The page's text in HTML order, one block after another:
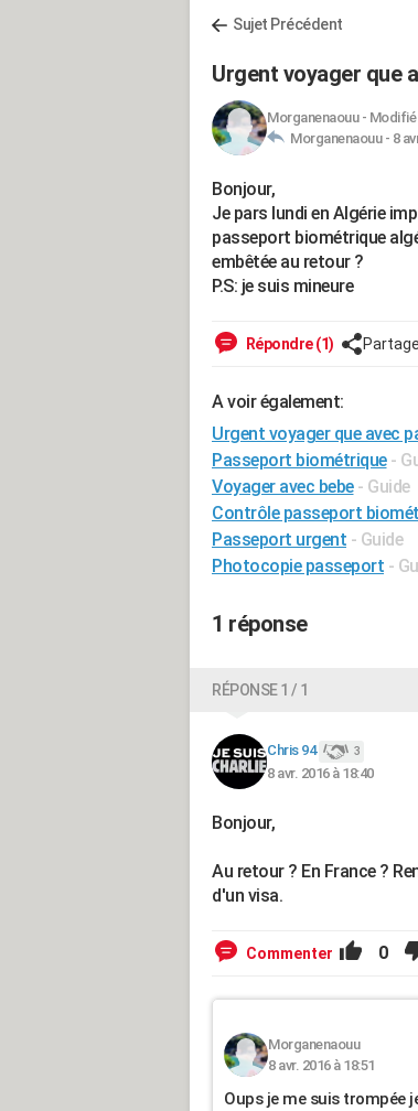
Sujet Précédent
Urgent voyager que
Morganenaouu- Modifié
Morganenaouu - 8
Bonjour,
Je pars lundi en Algérie
passeport biométrique
embêtée au retour ?
P.S: je suis mineure
Répondre (1)
A voir également:
Urgent voyager que avec
Passeport biométrique -
Voyager avec bebe - Guide
Contrôle passeport
Passeport urgent - Guide
Photocopie passeport -
1 réponse
RÉPONSE 1 / 1
Chris 94 3
8 avr. 2016 à 18:40
Bonjour,
Au retour ? En France ?
d'un visa.
Commenter 0
Morganenaouu
8 avr. 2016 à 18:51
Oups je me suis trompée